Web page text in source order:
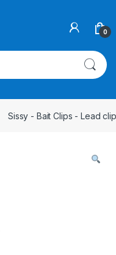
0
Sissy - Bait Clips - Lead